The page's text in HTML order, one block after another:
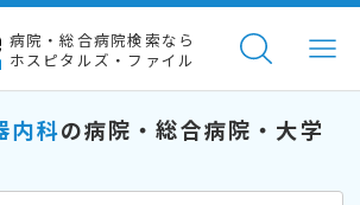
病院・総合病院検索なら
ホスピタルズ・ファイル
内科の病院・総合病院・大学